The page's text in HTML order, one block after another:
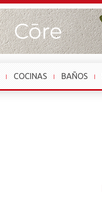
COCINAS BAÑOS